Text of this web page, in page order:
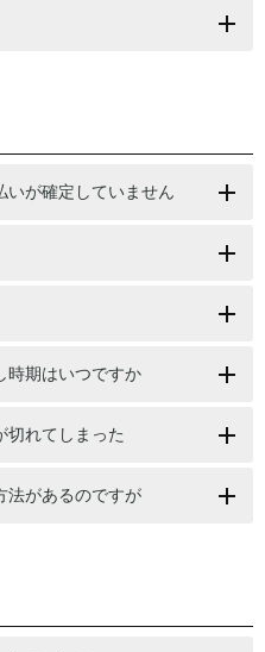
いが確定していません
時期はいつですか
切れてしまった
法があるのですが